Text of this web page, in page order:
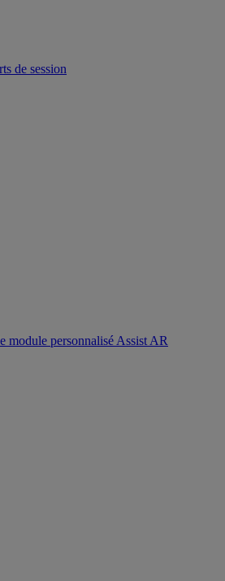
de session
module personnalisé Assist AR